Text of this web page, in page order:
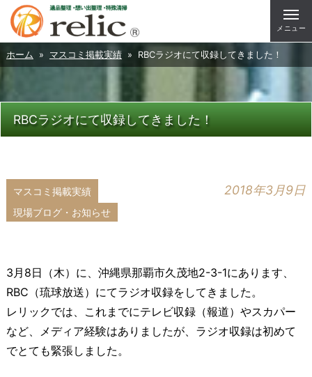
メニュー
ホーム » マスコミ掲載実績» RBCラジオにて収録してきました！
RBCラジオにて収録してきました！
マスコミ掲載実績
現場ブログ・お知らせ
2018年3月9日
3月8日（木）に、沖縄県那覇市久茂地2-3-1にあります、
RBC（琉球放送）にてラジオ収録をしてきました。
レリックでは、これまでにテレビ収録（報道）やスカパー
など、メディア経験はありましたが、ラジオ収録は初めて
でとても緊張しました。